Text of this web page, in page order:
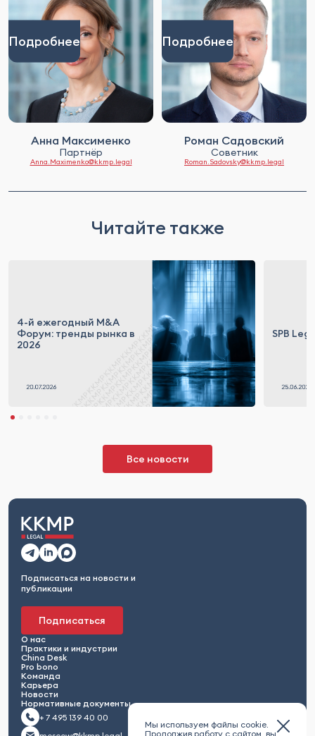
Подробнее
Анна Максименко
Партнёр
Anna.Maximenko@kkmp.legal
Подробнее
Роман Садовский
Советник
Roman.Sadovsky@kkmp.legal
Читайте также
4-й ежегодный M&A
Форум: тренды рынка в
2026
SPB
Все новости
Мы используем файлы cookie.
Продолжив работу с сайтом, вы
Подписаться на новости и
публикации
Подписаться
О нас
Практики и индустрии
China Desk
Pro bono
Команда
Карьера
Новости
Нормативные документы
+ 7 495 139 40 00